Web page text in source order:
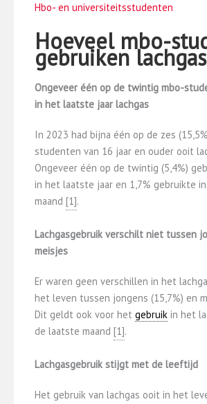
Hbo- en universiteitsstudenten
Hoeveel mbo-
gebruiken
Ongeveer één op de twintig mbo-
in het laatste jaar lachgas
In 2023 had bijna één op de zes
studenten van 16 jaar en ouder ooit
Ongeveer één op de twintig (5,4%)
in het laatste jaar en 1,7% gebruikte
maand ​[1]​.
Lachgasgebruik verschilt niet tussen
meisjes
Er waren geen verschillen in het
het leven tussen jongens (15,7%) en
Dit geldt ook voor het gebruik in het
de laatste maand ​[1]​.
Lachgasgebruik stijgt met de leeftijd
Het gebruik van lachgas ooit in het